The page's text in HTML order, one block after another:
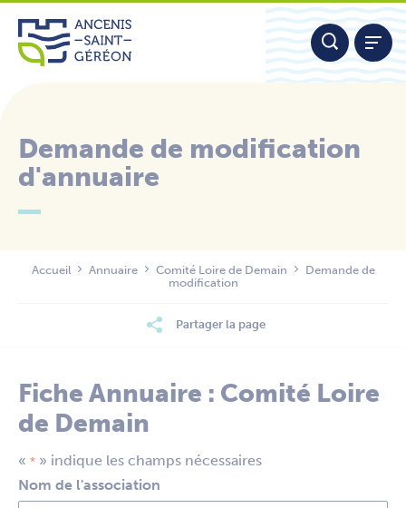
Aller
contenu
Demande de modification
d'annuaire
Accueil Annuaire Comité Loire de Demain
Demande de
modification
Partager la page
Fiche Annuaire : Comité Loire
de Demain
« * » indique les champs nécessaires
Nom de l'association
Panneau de gestion des cookies